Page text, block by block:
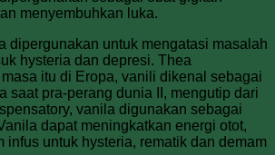
menyembuhkan luka.
dipergunakan untuk mengatasi masalah
hysteria dan depresi. Thea
itu di Eropa, vanili dikenal sebagai
saat pra-perang dunia II, mengutip dari
vanila digunakan sebagai
dapat meningkatkan energi otot,
infus untuk hysteria, rematik dan demam